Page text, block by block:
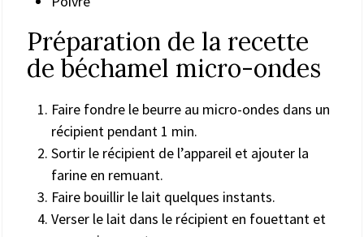
Préparation de la recette
de béchamel micro-ondes
Faire fondre le beurre au micro-ondes dans un
récipient pendant 1 min.
Sortir le récipient de l’appareil et ajouter la
farine en remuant.
Faire bouillir le lait quelques instants.
Verser le lait dans le récipient en fouettant et